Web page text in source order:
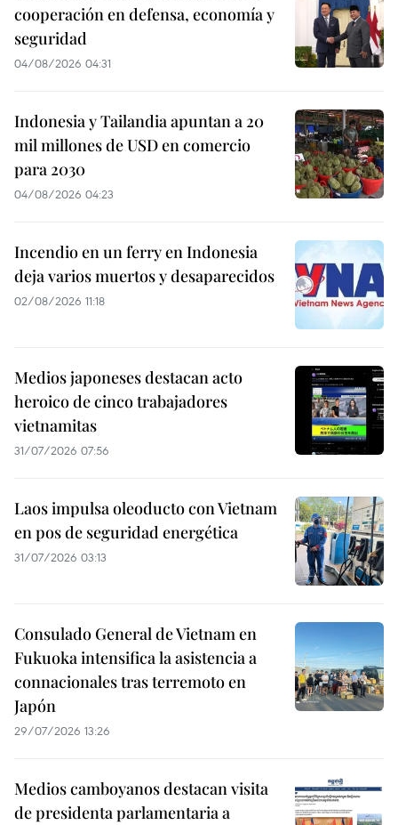
cooperación en defensa, economía y
seguridad
04/08/2026 04:31
Indonesia y Tailandia apuntan a 20
mil millones de USD en comercio
para 2030
04/08/2026 04:23
Incendio en un ferry en Indonesia
deja varios muertos y desaparecidos
02/08/2026 11:18
Medios japoneses destacan acto
heroico de cinco trabajadores
vietnamitas
31/07/2026 07:56
Laos impulsa oleoducto con Vietnam
en pos de seguridad energética
31/07/2026 03:13
Consulado General de Vietnam en
Fukuoka intensifica la asistencia a
connacionales tras terremoto en
Japón
29/07/2026 13:26
Medios camboyanos destacan visita
de presidenta parlamentaria a